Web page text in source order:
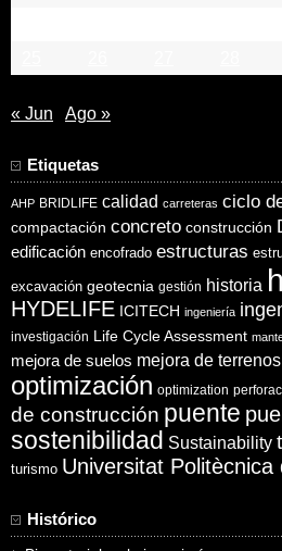
« Jun Ago »
Etiquetas
AHP BRIDLIFE calidad carreteras ciclo
compactación concreto construcción
edificación encofrado estructuras
excavación geotecnia gestión historia
HYDELIFE ICITECH ingeniería
investigación Life Cycle Assessment
mejora de suelos mejora de terrenos
optimización optimization
de construcción puente
sostenibilidad Sustainability
turismo Universitat Politècnica
Histórico